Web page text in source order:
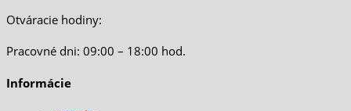
Otváracie hodiny:
Pracovné dni: 09:00 – 18:00 hod.
Informácie